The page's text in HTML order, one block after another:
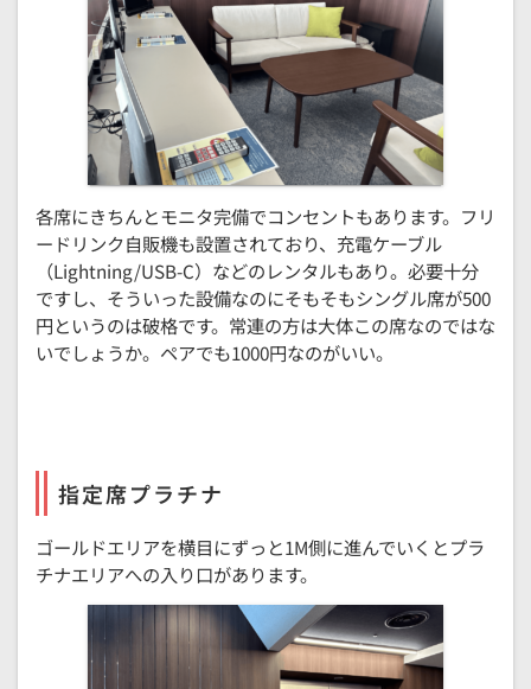
各席にきちんとモニタ完備でコンセントもあります。フリ
ードリンク自販機も設置されており、充電ケーブル
（Lightning/USB-C）などのレンタルもあり。必要十分
ですし、そういった設備なのにそもそもシングル席が500
円というのは破格です。常連の方は大体この席なのではな
いでしょうか。ペアでも1000円なのがいい。
指定席プラチナ
ゴールドエリアを横目にずっと1M側に進んでいくとプラ
チナエリアへの入り口があります。